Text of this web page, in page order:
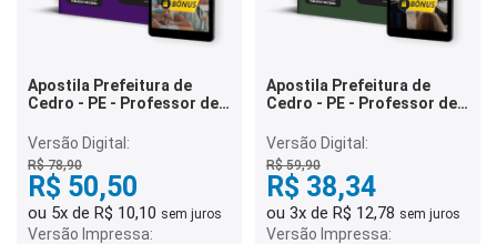
Apostila Prefeitura de
Cedro - PE - Professor de
Iniciais
Versão Digital:
R$ 78,90
R$ 50,50
ou 5x de R$ 10,10 sem juros
Versão Impressa:
Apostila Prefeitura de
Cedro - PE - Professor de
as Especialidades
Versão Digital:
R$ 59,90
R$ 38,34
ou 3x de R$ 12,78 sem juros
Versão Impressa: